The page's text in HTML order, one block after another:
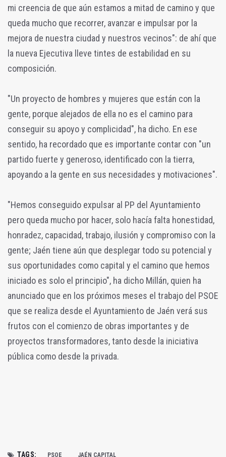
mi creencia de que aún estamos a mitad de camino y que
queda mucho que recorrer, avanzar e impulsar por la
mejora de nuestra ciudad y nuestros vecinos": de ahí que
la nueva Ejecutiva lleve tintes de estabilidad en su
composición.
"Un proyecto de hombres y mujeres que están con la
gente, porque alejados de ella no es el camino para
conseguir su apoyo y complicidad", ha dicho. En ese
sentido, ha recordado que es importante contar con "un
partido fuerte y generoso, identificado con la tierra,
apoyando a la gente en sus necesidades y motivaciones".
"Hemos conseguido expulsar al PP del Ayuntamiento
pero queda mucho por hacer, solo hacía falta honestidad,
honradez, capacidad, trabajo, ilusión y compromiso con la
gente; Jaén tiene aún que desplegar todo su potencial y
sus oportunidades como capital y el camino que hemos
iniciado es solo el principio", ha dicho Millán, quien ha
anunciado que en los próximos meses el trabajo del PSOE
que se realiza desde el Ayuntamiento de Jaén verá sus
frutos con el comienzo de obras importantes y de
proyectos transformadores, tanto desde la iniciativa
pública como desde la privada.
TAGS: PSOE JAÉN CAPITAL